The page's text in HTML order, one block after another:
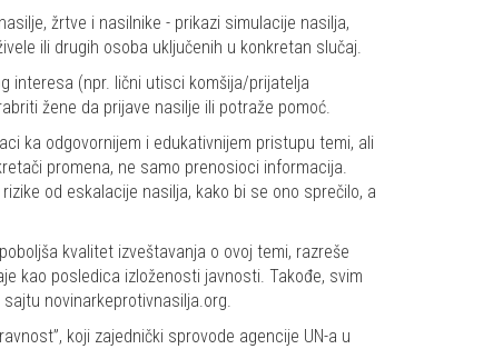
žrtve i nasilnike - prikazi simulacije nasilja,
ili drugih osoba uključenih u konkretan slučaj.
interesa (npr. lični utisci komšija/prijatelja
žene da prijave nasilje ili potraže pomoć.
ka odgovornijem i edukativnijem pristupu temi, ali
promena, ne samo prenosioci informacija.
od eskalacije nasilja, kako bi se ono sprečilo, a
kvalitet izveštavanja o ovoj temi, razreše
kao posledica izloženosti javnosti. Takođe, svim
novinarkeprotivnasilja.org.
koji zajednički sprovode agencije UN-a u